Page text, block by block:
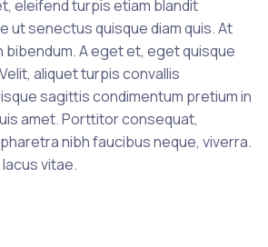
eleifend turpis etiam blandit
ut senectus quisque diam quis. At
bibendum. A eget et, eget quisque
aliquet turpis convallis
sagittis condimentum pretium in
amet. Porttitor consequat,
nibh faucibus neque, viverra.
vitae.